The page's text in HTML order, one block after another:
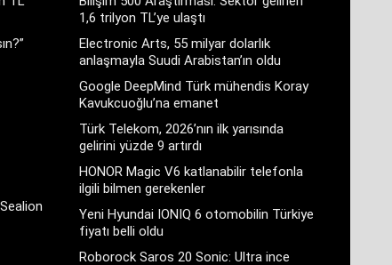
1,6 trilyon TL’ye ulaştı
Electronic Arts, 55 milyar dolarlık
anlaşmayla Suudi Arabistan’ın oldu
Google DeepMind Türk mühendis Koray
Kavukcuoğlu’na emanet
Türk Telekom, 2026’nın ilk yarısında
gelirini yüzde 9 artırdı
HONOR Magic V6 katlanabilir telefonla
ilgili bilmen gerekenler
Yeni Hyundai IONIQ 6 otomobilin Türkiye
fiyatı belli oldu
Roborock Saros 20 Sonic: Ultra ince